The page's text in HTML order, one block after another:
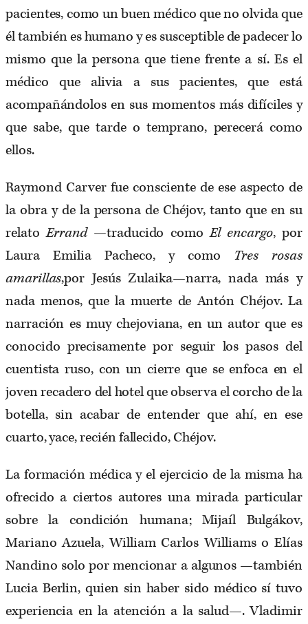
pacientes, como un buen médico que no olvida que
él también es humano y es susceptible de padecer lo
mismo que la persona que tiene frente a sí. Es el
médico que alivia a sus pacientes, que está
acompañándolos en sus momentos más difíciles y
que sabe, que tarde o temprano, perecerá como
ellos.
Raymond Carver fue consciente de ese aspecto de
la obra y de la persona de Chéjov, tanto que en su
relatoErrand—traducido comoEl encargo, por
Laura Emilia Pacheco, y como Tres rosas
amarillas,por Jesús Zulaika—narra, nada más y
nada menos, que la muerte de Antón Chéjov. La
narración es muy chejoviana, en un autor que es
conocido precisamente por seguir los pasos del
cuentista ruso, con un cierre que se enfoca en el
joven recadero del hotel que observa el corcho de la
botella, sin acabar de entender que ahí, en ese
cuarto, yace, recién fallecido, Chéjov.
La formación médica y el ejercicio de la misma ha
ofrecido a ciertos autores una mirada particular
sobre la condición humana; Mijaíl Bulgákov,
Mariano Azuela, William Carlos Williams o Elías
Nandino solo por mencionar a algunos —también
Lucia Berlin, quien sin haber sido médico sí tuvo
experiencia en la atención a la salud—. Vladimir